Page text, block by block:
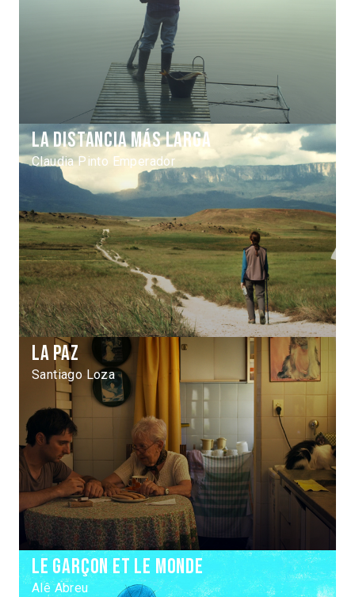
La distancia más larga
Claudia Pinto Emperador
La Paz
Santiago Loza
Le Garçon et le monde
Alê Abreu